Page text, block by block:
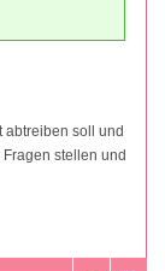
abtreiben soll und
stellen und